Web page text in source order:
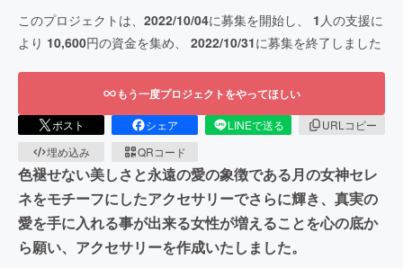
このプロジェクトは、 2022/10/04に募集を開始し、 1 人の支援に
より 10,600円の資金を集め、 2022/10/31に募集を終了しました
もう一度プロジェクトをやってほしい
ポスト シェア LINEで送る
URLコピー
埋め込み
QRコード
色褪せない美しさと永遠の愛の象徴である月の女神セレ
ネをモチーフにしたアクセサリーでさらに輝き、真実の
愛を手に入れる事が出来る女性が増えることを心の底か
ら願い、アクセサリーを作成いたしました。